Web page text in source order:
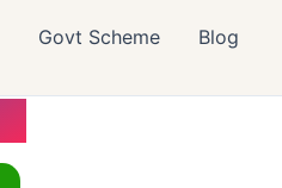
Govt Scheme Blog